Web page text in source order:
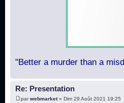
"Better a murder than a
Re: Presentation
parwebmarket» Dim 29 Août 2021 19:25